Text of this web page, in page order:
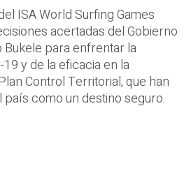
ISA World Surfing Games
acertadas del Gobierno
para enfrentar la
y de la eficacia en la
Control Territorial, que han
como un destino seguro.